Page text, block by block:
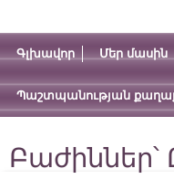
Գլխավոր Մեր մասին
Պաշտպանության
Բաժիններ՝